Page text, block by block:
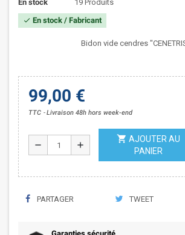
En stock
19 Produits
check En stock / Fabricant
Bidon vide cendres
99,00 €
TTC Livraison 48h hors week-end
remove add
shopping_cart AJOUTER AU
PANIER
PARTAGER TWEET